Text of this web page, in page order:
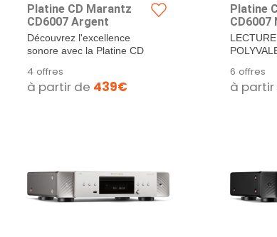
Platine CD Marantz
CD6007 Argent
Découvrez l'excellence
sonore avec la Platine CD
Élevez votre expérience
musicale à un niveau...
4 offres
à partir de 439€
Platine
CD6007
fichiers
USB, y
6 offres
à partir